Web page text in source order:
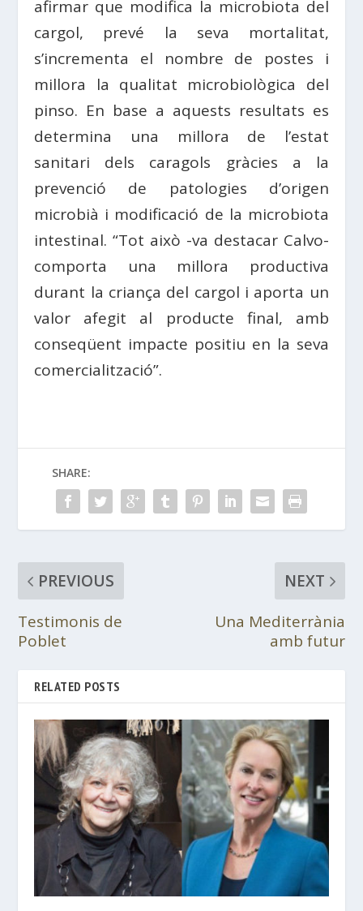
afirmar que modifica la microbiota del
cargol, prevé la seva mortalitat,
s’incrementa el nombre de postes i
millora la qualitat microbiològica del
pinso. En base a aquests resultats es
determina una millora de l’estat
sanitari dels caragols gràcies a la
prevenció de patologies d’origen
microbià i modificació de la microbiota
intestinal. “Tot això -va destacar Calvo-
comporta una millora productiva
durant la criança del cargol i aporta un
valor afegit al producte final, amb
conseqüent impacte positiu en la seva
comercialització”.
SHARE:
PREVIOUS
Testimonis de
Poblet
NEXT
Una Mediterrània
amb futur
RELATED POSTS